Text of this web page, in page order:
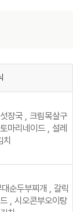
장국 , 크림목살구
마리네이드 , 설레
치
순두부찌개 , 갈릭
, 시오콘부오이탕